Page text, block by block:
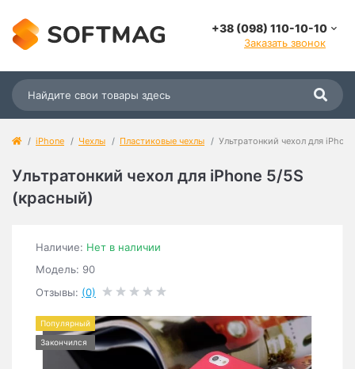
+38 (098) 110-10-10
Заказать звонок
iPhone Чехлы Пластиковые чехлы Ультратонкий чехол для
Ультратонкий чехол для iРhone 5/5S
(красный)
Наличие: Нет в наличии
Модель: 90
Отзывы: (0)
Популярный
Закончился